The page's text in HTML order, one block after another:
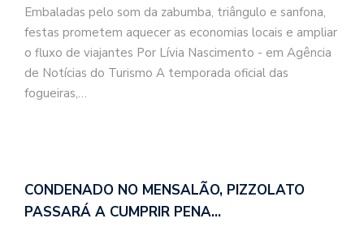
Embaladas pelo som da zabumba, triângulo e sanfona,
festas prometem aquecer as economias locais e ampliar
o fluxo de viajantes Por Lívia Nascimento - em Agência
de Notícias do Turismo A temporada oficial das
fogueiras,…
CONDENADO NO MENSALÃO, PIZZOLATO
PASSARÁ A CUMPRIR PENA…